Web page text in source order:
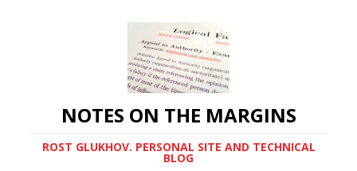
NOTES ON THE MARGINS
ROST GLUKHOV. PERSONAL SITE AND TECHNICAL
BLOG